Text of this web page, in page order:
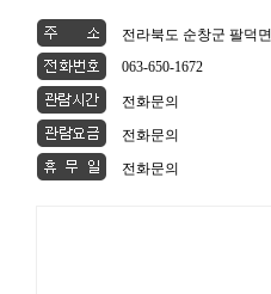
전라북도 순창군 팔덕면
063-650-1672
전화문의
전화문의
전화문의